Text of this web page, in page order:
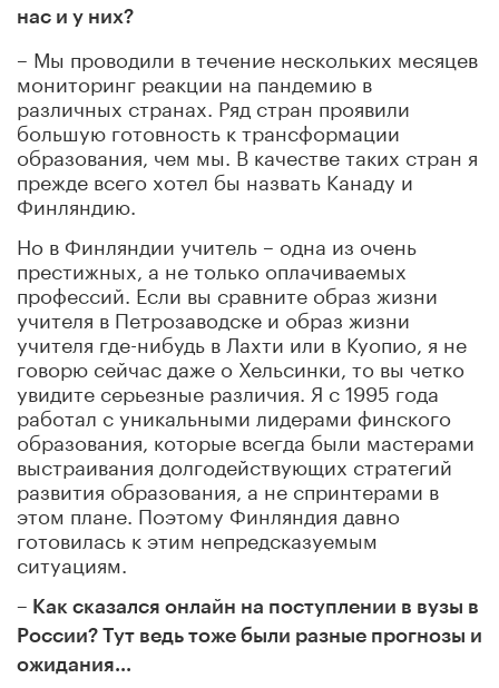
нас и у них?
– Мы проводили в течение нескольких месяцев
мониторинг реакции на пандемию в
различных странах. Ряд стран проявили
большую готовность к трансформации
образования, чем мы. В качестве таких стран я
прежде всего хотел бы назвать Канаду и
Финляндию.
Но в Финляндии учитель – одна из очень
престижных, а не только оплачиваемых
профессий. Если вы сравните образ жизни
учителя в Петрозаводске и образ жизни
учителя где-нибудь в Лахти или в Куопио, я не
говорю сейчас даже о Хельсинки, то вы четко
увидите серьезные различия. Я с 1995 года
работал с уникальными лидерами финского
образования, которые всегда были мастерами
выстраивания долгодействующих стратегий
развития образования, а не спринтерами в
этом плане. Поэтому Финляндия давно
готовилась к этим непредсказуемым
ситуациям.
– Как сказался онлайн на поступлении в вузы в
России? Тут ведь тоже были разные прогнозы и
ожидания...